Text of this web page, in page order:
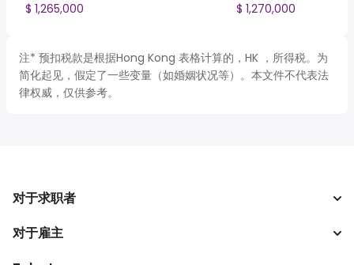
$ 1,265,000
$ 1,270,000
注* 预扣税款是根据Hong Kong 表格计算的，HK ，所得税。为
简化起见，假定了一些变量（如婚姻状况等）。本文件不代表法
律权威，仅供参考。
对于求职者
搜索工作
对于雇主